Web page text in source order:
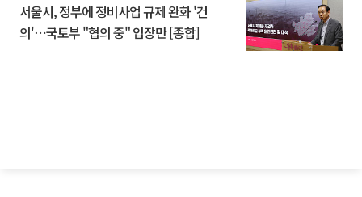
서울시, 정부에 정비사업 규제 완화 '건
의'⋯국토부 "협의 중" 입장만 [종합]